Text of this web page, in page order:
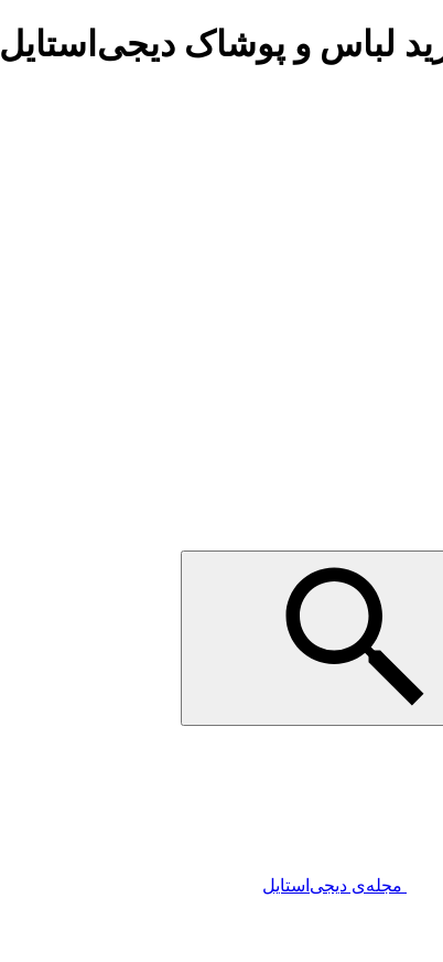
لباس و پوشاک دیجی‌استایل
مجله‌ی دیجی‌استایل